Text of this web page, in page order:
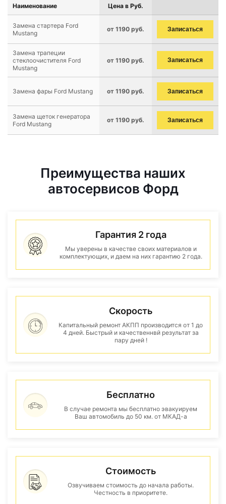
Наименование Цена в Руб.
Замена стартера Ford
Mustang
от 1190 руб. Записаться
Замена трапеции
стеклоочистителя Ford
Mustang
от 1190 руб. Записаться
Замена фары Ford Mustang от 1190 руб. Записаться
Замена щеток генератора
Ford Mustang
от 1190 руб. Записаться
Преимущества наших
автосервисов Форд
Гарантия 2 года
Мы уверены в качестве своих материалов и
комплектующих, и даем на них гарантию 2 года.
Скорость
Капитальный ремонт АКПП производится от 1 до
4 дней. Быстрый и качественнвй результат за
пару дней !
Бесплатно
В случае ремонта мы бесплатно эвакуируем
Ваш автомобиль до 50 км. от МКАД-а
Стоимость
Озвучиваем стоимость до начала работы.
Честность в приоритете.